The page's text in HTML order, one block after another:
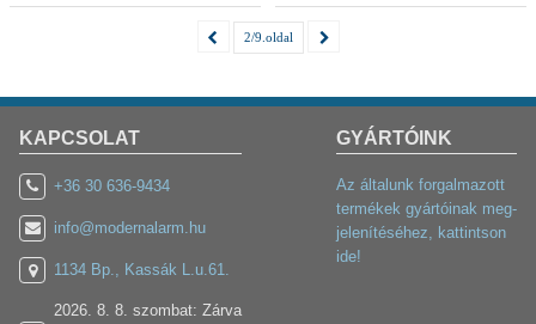
2/9.oldal
KAPCSOLAT
+36 30 636-9434
info@modernalarm.hu
1134 Bp., Kassák L.u.61.
2026. 8. 8. szombat: Zárva
GYÁRTÓINK
Az általunk forgalmazott
termékek gyártóinak meg-
jelenítéséhez, kattintson
ide!